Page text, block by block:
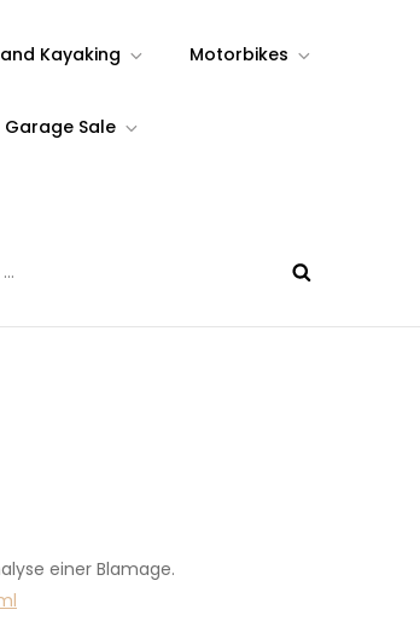
Kayaking Motorbikes
Garage Sale
einer Blamage.